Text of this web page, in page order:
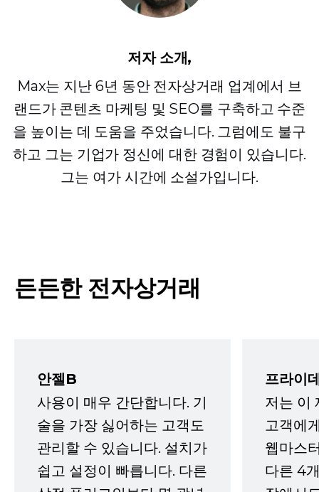
저자 소개,
Max는 지난 6년 동안 전자상거래 업계에서 브
랜드가 콘텐츠 마케팅 및 SEO를 구축하고 수준
을 높이는 데 도움을 주었습니다. 그럼에도 불구
하고 그는 기업가 정신에 대한 경험이 있습니다.
그는 여가 시간에 소설가입니다.
든든한 전자상거래
안젤B
사용이 매우 간단합니다. 기
술을 가장 싫어하는 고객도
관리할 수 있습니다. 설치가
쉽고 설정이 빠릅니다. 다른
프라이
저는 이
고객에
웹마스
다른 4